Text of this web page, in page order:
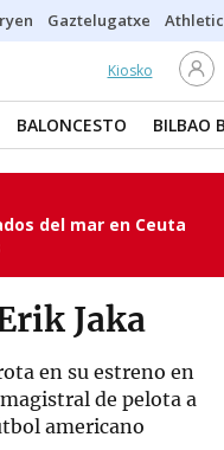
Gaztelugatxe Athletic
Kiosko
BALONCESTO BILBAO
del mar en Ceuta
Jaka
en su estreno en
de pelota a
americano